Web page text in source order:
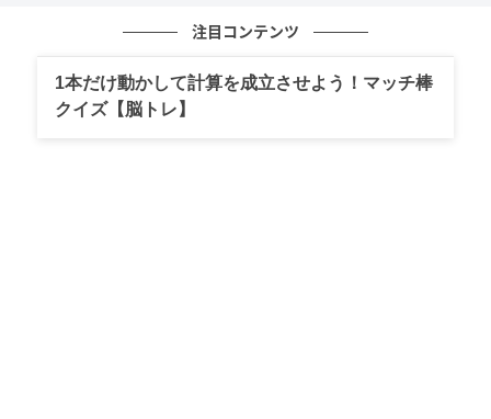
朝倉さん：昔だったら「仕方ない」って思うしかなか
ったところがありますよね。でも今は色んな選択肢が
あるように見えるから、余計に諦められない。そこに
注目コンテンツ
1本だけ動かして計算を成立させよう！マッチ棒
クイズ【脳トレ】